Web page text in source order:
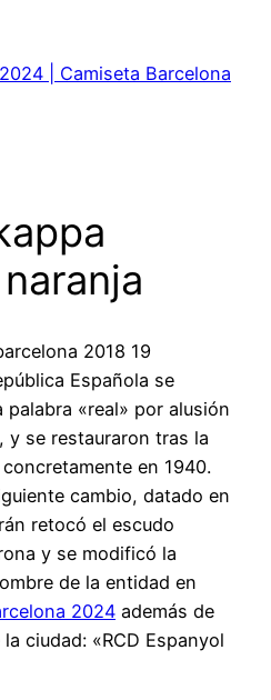
| Camiseta Barcelona
Española se
«real» por alusión
y se restauraron tras la
en 1940.
cambio, datado en
retocó el escudo
y se modificó la
de la entidad en
2024 además de
ciudad: «RCD Espanyol